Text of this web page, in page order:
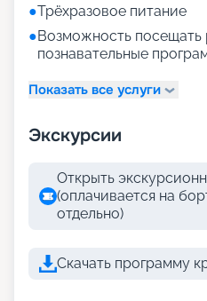
●Трёхразовое питание
●Возможность посещать
познавательные
Показать все услуги
Экскурсии
Открыть
(оплачивается на
отдельно)
Скачать программу